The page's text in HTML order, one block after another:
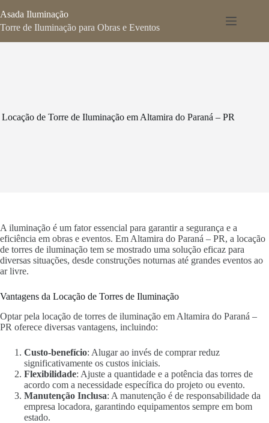
para
o
Asada Iluminação
Torre de Iluminação para Obras e Eventos
Locação de Torre de Iluminação em Altamira do Paraná – PR
A iluminação é um fator essencial para garantir a segurança e a
eficiência em obras e eventos. Em Altamira do Paraná – PR, a locação
de torres de iluminação tem se mostrado uma solução eficaz para
diversas situações, desde construções noturnas até grandes eventos ao
ar livre.
Vantagens da Locação de Torres de Iluminação
Optar pela locação de torres de iluminação em Altamira do Paraná –
PR oferece diversas vantagens, incluindo:
Custo-benefício: Alugar ao invés de comprar reduz
significativamente os custos iniciais.
Flexibilidade: Ajuste a quantidade e a potência das torres de
acordo com a necessidade específica do projeto ou evento.
Manutenção Inclusa: A manutenção é de responsabilidade da
empresa locadora, garantindo equipamentos sempre em bom
estado.